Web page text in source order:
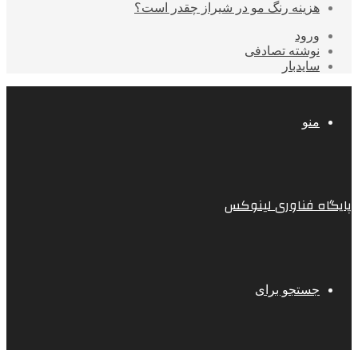
هزینه رنگ مو در شیراز چقدر است؟
ورود
نوشته تصادفی
سایدبار
منو
پایگاه فناوری لینوکس
جستجو برای